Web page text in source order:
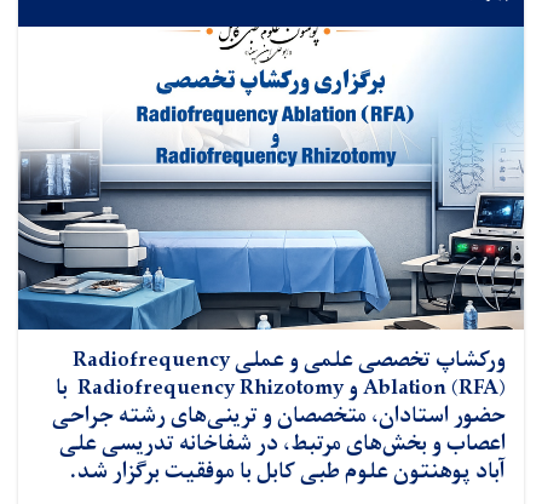
ورکشاپ تخصصی علمی و عملی Radiofrequency
Ablation (RFA) و Radiofrequency Rhizotomy با
حضور استادان، متخصصان و ترینی‌های رشته جراحی
اعصاب و بخش‌های مرتبط، در شفاخانه تدریسی علی
آباد پوهنتون علوم طبی کابل با موفقیت برگزار شد.